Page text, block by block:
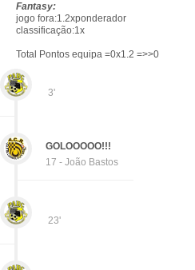
Fantasy:
jogo fora:1.2xponderador
classificação:1x
Total Pontos equipa =0x1.2 =>>0
3'
GOLOOOOO!!!
17 - João Bastos
23'